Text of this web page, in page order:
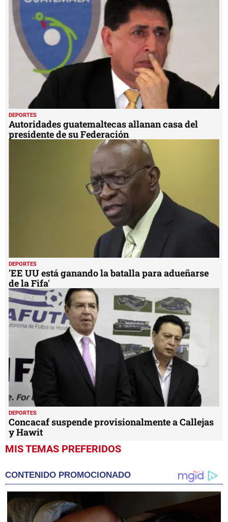
DEPORTES
Autoridades guatemaltecas allanan casa del
presidente de su Federación
DEPORTES
'EE UU está ganando la batalla para adueñarse
de la Fifa'
DEPORTES
Concacaf suspende provisionalmente a Callejas
y Hawit
MIS TEMAS PREFERIDOS
CONTENIDO PROMOCIONADO